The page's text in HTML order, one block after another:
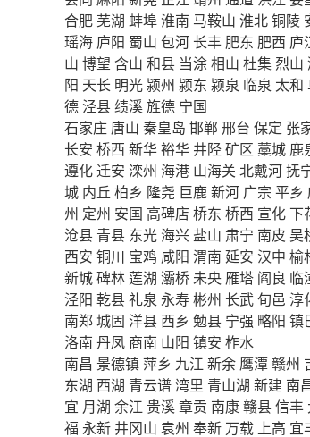
合肥 芜湖 蚌埠淮南 马鞍山 淮北铜陵
瑶海 庐阳 蜀山 包河 长丰 肥东 肥西 庐
山 博望 含山 和县 当涂相山 杜集 烈山
阳 天长 明光颍州 颍东 颍泉 临泉 太和
德 泾县绩溪旌德 宁国
石家庄 唐山 秦皇岛 邯郸 邢台 保定 张
长安 桥西 新华裕华 井陉矿区 藁城 鹿
遵化迁安 滦州 海港 山海关 北戴河抚
城 内丘 柏乡 隆尧 巨鹿新河 广宗 平乡
州 定州 安国 高碑店 桥东 桥西 宣化下
沧县 青县 东光 海兴 盐山 肃宁 南皮 吴
西安 铜川 宝鸡 咸阳 渭南 延安 汉中 榆
新城碑林莲湖 灞桥未央 雁塔 阎良 临
泾阳 乾县礼泉 永寿彬州 长武旬邑 淳
南郑城固 洋县 西乡 勉县 宁强 略阳 镇
洛南 丹凤 商南 山阳 镇安 柞水
南昌 景德镇萍乡 九江 新余 鹰潭赣州
东湖 西湖 青云谱湾里 青山湖 新建 南
宜 月湖 余江 贵溪章贡 南康赣县信丰
福 永新 井冈山 袁州 奉新 万载 上高 宜